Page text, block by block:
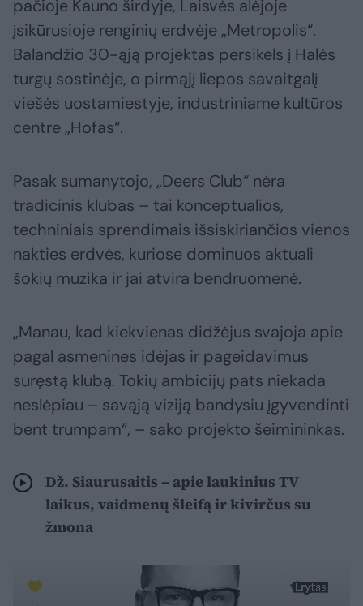
pačioje Kauno širdyje, Laisvės alėjoje
įsikūrusioje renginių erdvėje „Metropolis“.
Balandžio 30-ąją projektas persikels į Halės
turgų sostinėje, o pirmąjį liepos savaitgalį
viešės uostamiestyje, industriniame kultūros
centre „Hofas“.
Pasak sumanytojo, „Deers Club“ nėra
tradicinis klubas – tai konceptualios,
techniniais sprendimais išsiskiriančios vienos
nakties erdvės, kuriose dominuos aktuali
šokių muzika ir jai atvira bendruomenė.
„Manau, kad kiekvienas didžėjus svajoja apie
pagal asmenines idėjas ir pageidavimus
suręstą klubą. Tokių ambicijų pats niekada
neslėpiau – savąją viziją bandysiu įgyvendinti
bent trumpam“, – sako projekto šeimininkas.
Dž. Siaurusaitis – apie laukinius TV
laikus, vaidmenų šleifą ir kivirčus su
žmona